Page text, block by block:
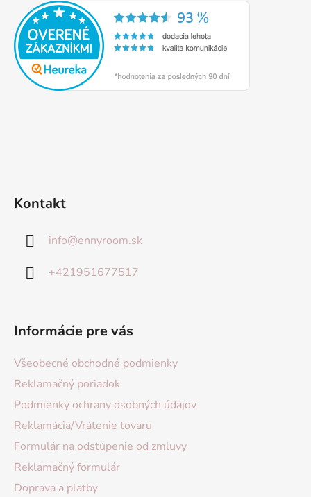
Kontakt
info@ennyroom.sk
+421951677517
Informácie pre vás
Všeobecné obchodné podmienky
Reklamačný poriadok
Podmienky ochrany osobných údajov
Reklamácia/Vrátenie tovaru
Formulár na odstúpenie od zmluvy
Reklamačný formulár
Doprava a platby